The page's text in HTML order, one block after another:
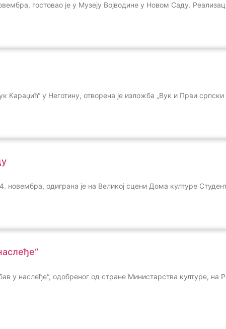
гостовао је у Музеју Војводине у Новом Саду.
у Неготину, отворена је изложба „Вук и Први српски
одиграна је на Великој сцени Дома културе
наслеђе“, одобреног од стране Министарства културе, на